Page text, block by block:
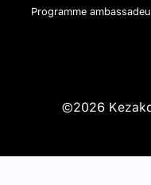
Programme
©2026